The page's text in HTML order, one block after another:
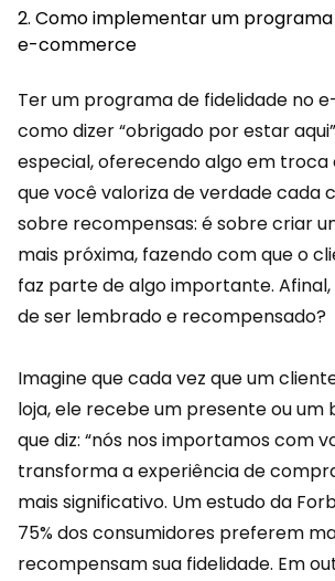
Como implementar um
e-commerce
Ter um programa de fidelidade no
como dizer “obrigado por estar
especial, oferecendo algo em
que você valoriza de verdade cada
sobre recompensas: é sobre criar
mais próxima, fazendo com que o
faz parte de algo importante.
de ser lembrado e recompensado?
Imagine que cada vez que um
loja, ele recebe um presente ou um
que diz: “nós nos importamos com
transforma a experiência de
mais significativo. Um estudo da
75% dos consumidores preferem
recompensam sua fidelidade. Em